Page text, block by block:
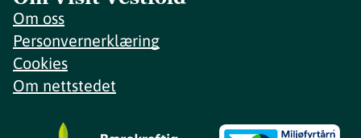
Om oss
Personvernerklæring
Cookies
Om nettstedet